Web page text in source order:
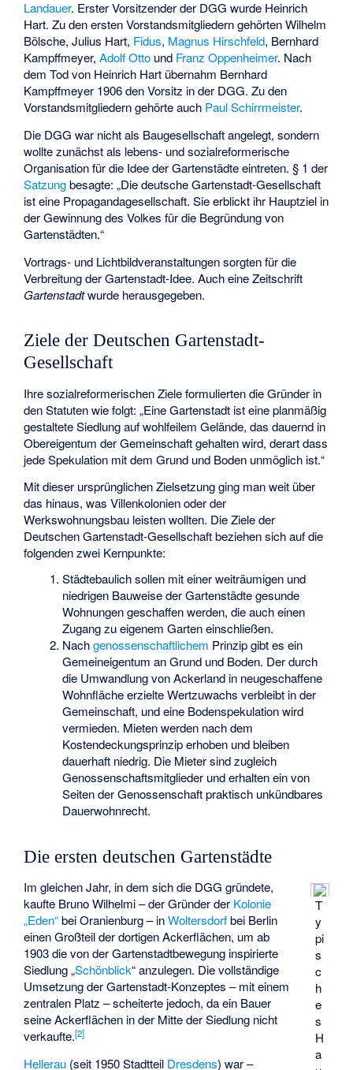
Landauer. Erster Vorsitzender der DGG wurde Heinrich
Hart. Zu den ersten Vorstandsmitgliedern gehörten Wilhelm
Bölsche, Julius Hart, Fidus, Magnus Hirschfeld, Bernhard
Kampffmeyer,Adolf Otto und Franz Oppenheimer. Nach
dem Tod von Heinrich Hart übernahm Bernhard
Kampffmeyer 1906 den Vorsitz in der DGG. Zu den
Vorstandsmitgliedern gehörte auch Paul Schirrmeister.
Die DGG war nicht als Baugesellschaft angelegt, sondern
wollte zunächst als lebens- und sozialreformerische
Organisation für die Idee der Gartenstädte eintreten. § 1 der
Satzungbesagte: „Die deutsche Gartenstadt-Gesellschaft
ist eine Propagandagesellschaft. Sie erblickt ihr Hauptziel in
der Gewinnung des Volkes für die Begründung von
Gartenstädten.“
Vortrags- und Lichtbildveranstaltungen sorgten für die
Verbreitung der Gartenstadt-Idee. Auch eine Zeitschrift
Gartenstadtwurde herausgegeben.
Ziele der Deutschen Gartenstadt-
Gesellschaft
Ihre sozialreformerischen Ziele formulierten die Gründer in
den Statuten wie folgt: „Eine Gartenstadt ist eine planmäßig
gestaltete Siedlung auf wohlfeilem Gelände, das dauernd in
Obereigentum der Gemeinschaft gehalten wird, derart dass
jede Spekulation mit dem Grund und Boden unmöglich ist.“
Mit dieser ursprünglichen Zielsetzung ging man weit über
das hinaus, was Villenkolonien oder der
Werkswohnungsbau leisten wollten. Die Ziele der
Deutschen Gartenstadt-Gesellschaft beziehen sich auf die
folgenden zwei Kernpunkte:
Städtebaulich sollen mit einer weiträumigen und
niedrigen Bauweise der Gartenstädte gesunde
Wohnungen geschaffen werden, die auch einen
Zugang zu eigenem Garten einschließen.
Nachgenossenschaftlichem Prinzip gibt es ein
Gemeineigentum an Grund und Boden. Der durch
die Umwandlung von Ackerland in neugeschaffene
Wohnfläche erzielte Wertzuwachs verbleibt in der
Gemeinschaft, und eine Bodenspekulationwird
vermieden. Mieten werden nach dem
Kostendeckungsprinzip erhoben und bleiben
dauerhaft niedrig. Die Mieter sind zugleich
Genossenschaftsmitglieder und erhalten ein von
Seiten der Genossenschaft praktisch unkündbares
Dauerwohnrecht.
Die ersten deutschen Gartenstädte
T
y
pi
s
c
h
e
s
H
a
Im gleichen Jahr, in dem sich die DGG gründete,
kaufte Bruno Wilhelmi – der Gründer der Kolonie
„Eden“bei Oranienburg – inWoltersdorfbei Berlin
einen Großteil der dortigen Ackerflächen, um ab
1903 die von der Gartenstadtbewegung inspirierte
Siedlung „Schönblick“ anzulegen. Die vollständige
Umsetzung der Gartenstadt-Konzeptes – mit einem
zentralen Platz – scheiterte jedoch, da ein Bauer
seine Ackerflächen in der Mitte der Siedlung nicht
verkaufte.[2]
Hellerau (seit 1950 Stadtteil Dresdens) war –